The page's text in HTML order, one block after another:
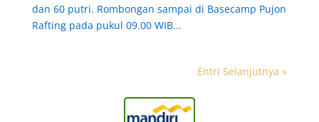
dan 60 putri. Rombongan sampai di Basecamp Pujon
Rafting pada pukul 09.00 WIB...
Entri Selanjutnya »